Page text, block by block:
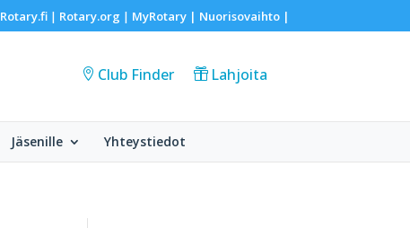
Rotary.fi| Rotary.org | MyRotary | Nuorisovaihto|
Club Finder Lahjoita
Jäsenille Yhteystiedot